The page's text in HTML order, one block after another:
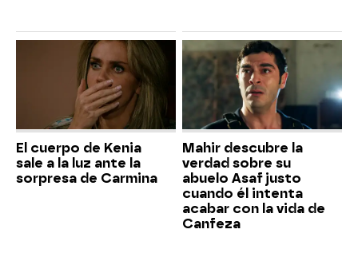
El cuerpo de Kenia
sale a la luz ante la
sorpresa de Carmina
Mahir descubre la
verdad sobre su
abuelo Asaf justo
cuando él intenta
acabar con la vida de
Canfeza